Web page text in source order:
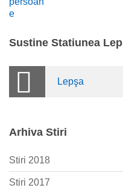
Sustine Statiunea
Lepşa
Arhiva Stiri
Stiri 2018
Stiri 2017